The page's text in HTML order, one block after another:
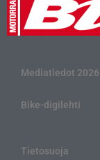
Mediatiedot 2026
Bike-digilehti
Tietosuoja